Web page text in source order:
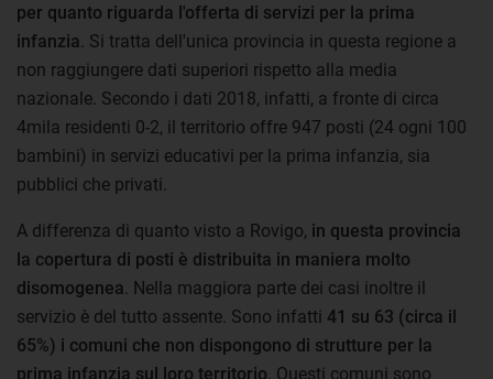
per quanto riguarda l'offerta di servizi per la prima
infanzia . Si tratta dell'unica provincia in questa regione a
non raggiungere dati superiori rispetto alla media
nazionale. Secondo i dati 2018, infatti, a fronte di circa
4mila residenti 0-2, il territorio offre 947 posti (24 ogni 100
bambini) in servizi educativi per la prima infanzia, sia
pubblici che privati.
A differenza di quanto visto a Rovigo, in questa provincia
la copertura di posti è distribuita in maniera molto
disomogenea . Nella maggiora parte dei casi inoltre il
servizio è del tutto assente. Sono infatti 41 su 63 (circa il
65%) i comuni che non dispongono di strutture per la
prima infanzia sul loro territorio . Questi comuni sono